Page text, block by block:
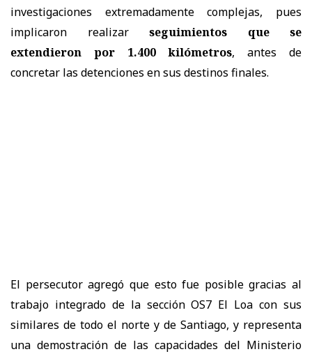
investigaciones extremadamente complejas, pues
implicaron realizar seguimientos que se
extendieron por 1.400 kilómetros, antes de
concretar las detenciones en sus destinos finales.
El persecutor agregó que esto fue posible gracias al
trabajo integrado de la sección OS7 El Loa con sus
similares de todo el norte y de Santiago, y representa
una demostración de las capacidades del Ministerio